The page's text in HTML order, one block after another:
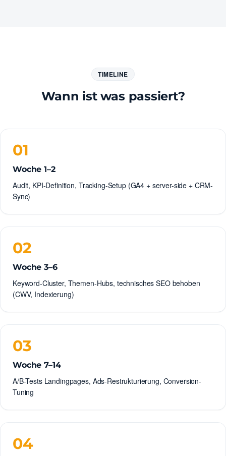
TIMELINE
Wann ist was passiert?
01
Woche 1–2
Audit, KPI-Definition, Tracking-Setup (GA4 + server-side + CRM-
Sync)
02
Woche 3–6
Keyword-Cluster, Themen-Hubs, technisches SEO behoben
(CWV, Indexierung)
03
Woche 7–14
A/B-Tests Landingpages, Ads-Restrukturierung, Conversion-
Tuning
04